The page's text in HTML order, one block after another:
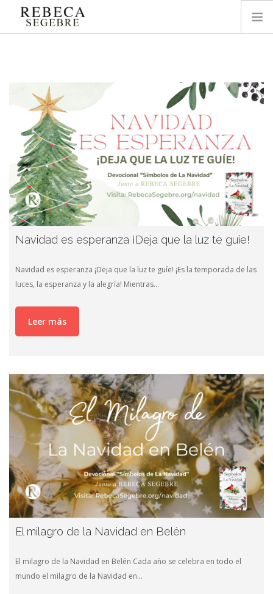
PODCAST
ESTUDIO
ORACIÓN
OFRENDAR AQUÍ
LIBROS
Navidad es esperanza ¡Deja que la luz te guíe!
Navidad es esperanza ¡Deja que la luz te guíe! ¡Es la temporada de las
luces, la esperanza y la alegría! Mientras…
Leer más
El milagro de la Navidad en Belén
El milagro de la Navidad en Belén Cada año se celebra en todo el
mundo el milagro de la Navidad en…